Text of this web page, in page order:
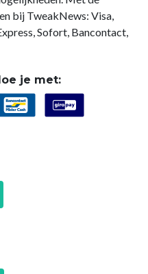
bij TweakNews: Visa,
Sofort, Bancontact,
je met: